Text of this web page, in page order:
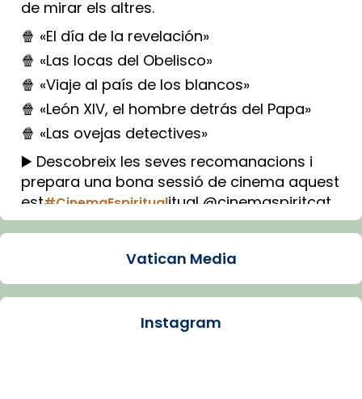
de mirar els altres.
🍿 «El día de la revelación»
🍿 «Las locas del Obelisco»
🍿 «Viaje al país de los blancos»
🍿 «León XIV, el hombre detrás del Papa»
🍿 «Las ovejas detectives»
▶️ Descobreix les seves recomanacions i
prepara una bona sessió de cinema aquest
est#CinemaEspiritualitual @cinemaspiritcat
Imatge: Generada amb IA (OpenAI)
Arquebisbat de Barcelona
Vatican Media
Instagram